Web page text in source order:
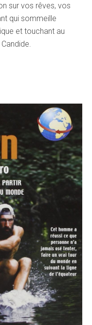
sur vos rêves, vos
qui sommeille
et touchant au